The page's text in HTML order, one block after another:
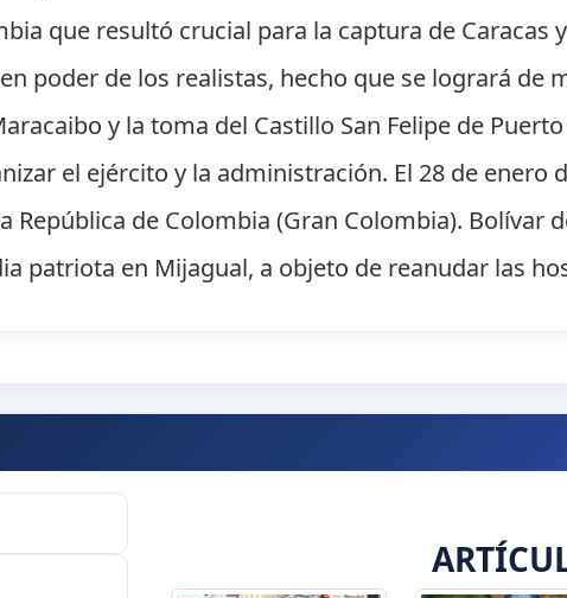
que resultó crucial para la captura de Caracas
poder de los realistas, hecho que se logrará de
y la toma del Castillo San Felipe de
el ejército y la administración. El 28 de enero
República de Colombia (Gran Colombia). Bolívar
patriota en Mijagual, a objeto de reanudar las